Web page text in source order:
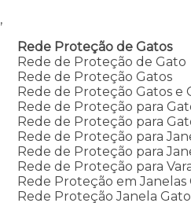
,
Rede Proteção de Gatos
Rede de Proteção de Gato
Rede de Proteção Gatos
Rede de Proteção Gatos e
Rede de Proteção para
Rede de Proteção para
Rede de Proteção para
Rede de Proteção para
Rede de Proteção para
Rede Proteção em Janelas
Rede Proteção Janela